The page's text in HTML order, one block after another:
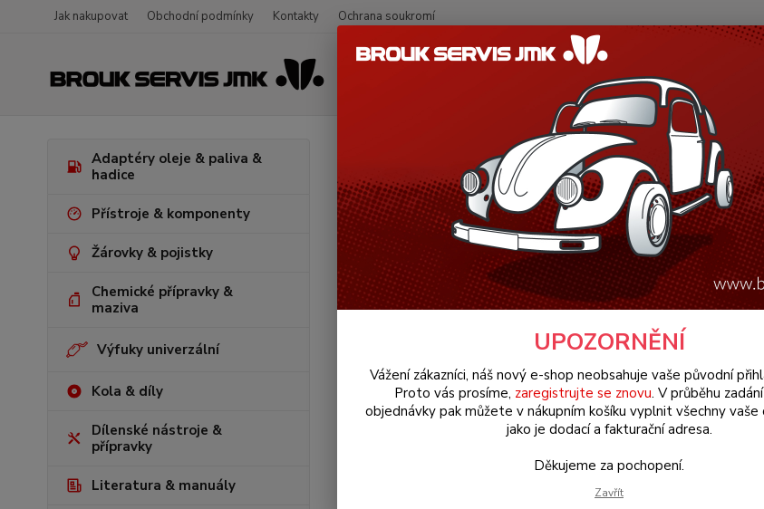
Jak nakupovat Obchodní podmínky Kontakty Ochrana soukromí
Hledat
Adaptéry oleje & paliva &
hadice
Přístroje & komponenty
Žárovky & pojistky
Chemické přípravky &
maziva
Výfuky univerzální
Kola & díly
Dílenské nástroje &
přípravky
Literatura & manuály
VW Typ 3 (1961 » 73) Interiér (Interior) Madlo sloupku/
Madlo sloupku/bílé L/P - Typ 1/
UPOZORNĚNÍ
Vážení zákazníci, náš nový e-shop neobsahuje vaše původní
Proto vás prosíme, zaregistrujte se znovu. V průběhu
objednávky pak můžete v nákupním košíku vyplnit všechny vaše
jako je dodací a fakturační adresa.
Děkujeme za pochopení.
Zavřít